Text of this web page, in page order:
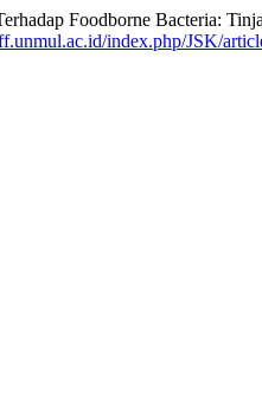
Foodborne Bacteria:
index.php/JSK/